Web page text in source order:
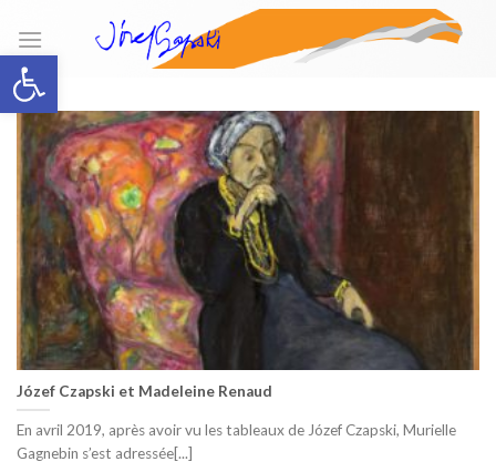
Open toolbar
content
Józef Czapski et Madeleine Renaud
En avril 2019, après avoir vu les tableaux de Józef Czapski, Murielle
Gagnebin s’est adressée[...]